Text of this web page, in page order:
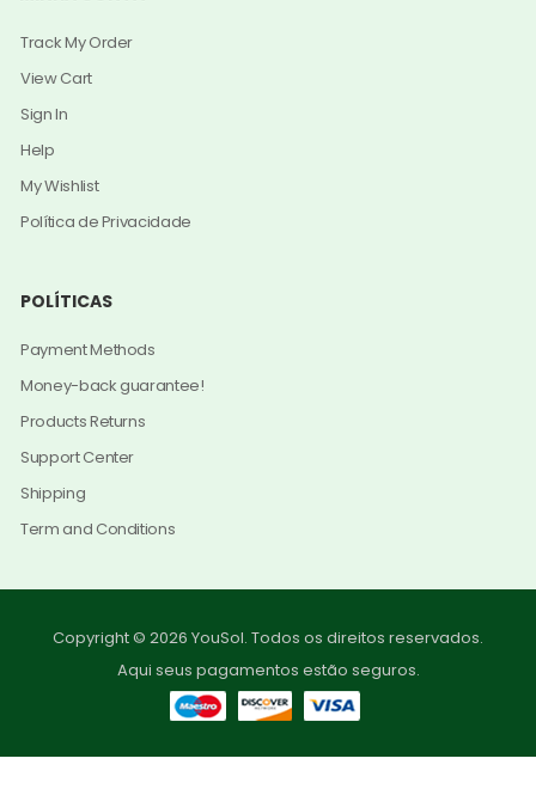
Track My Order
View Cart
Sign In
Help
My Wishlist
Política de Privacidade
POLÍTICAS
Payment Methods
Money-back guarantee!
Products Returns
Support Center
Shipping
Term and Conditions
Copyright © 2026 YouSol. Todos os direitos reservados.
Aqui seus pagamentos estão seguros.